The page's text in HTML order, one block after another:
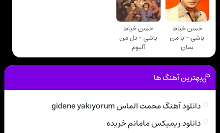
حسن خیاط
باشی - با من
بمان
حسن خیاط
باشی - دل من
آلبوم
بهترین آهنگ ها
دانلود آهنگ محمت الماس gidene yakıyorum
دانلود ریمیکس مامانم خریده